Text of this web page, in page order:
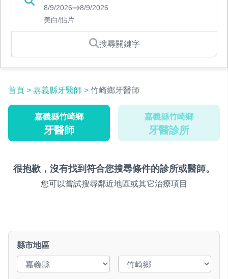
8/9/2026
8/9/2026
美白/貼片
搜尋關鍵字
首頁 > 嘉義縣牙醫師 > 竹崎鄉牙醫師
嘉義縣竹崎鄉
牙醫師
嘉義縣竹崎鄉
牙醫診所
很抱歉，沒有找到符合您搜尋條件的診所或醫師。
您可以嘗試搜尋鄰近地區或其它治療項目
縣市地區